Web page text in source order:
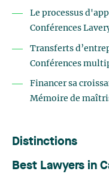
Le processus
Conférences
Transferts
Conférences
Financer sa
Mémoire de
Distinctions
Best Lawyers in